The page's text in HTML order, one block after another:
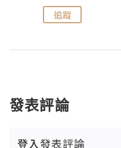
追蹤
發表評論
登入發表評論